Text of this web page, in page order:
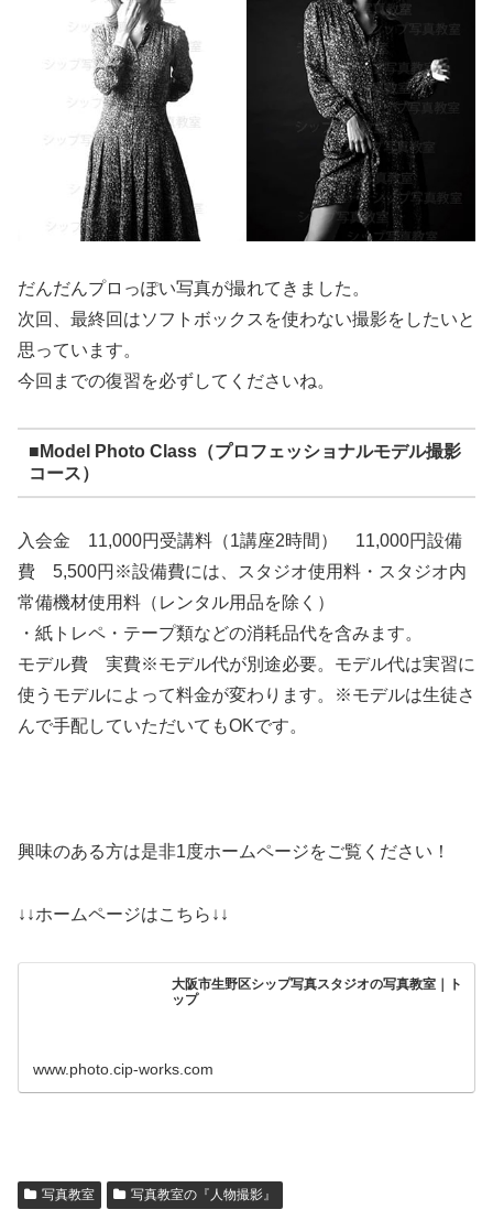
だんだんプロっぽい写真が撮れてきました。
次回、最終回はソフトボックスを使わない撮影をしたいと
思っています。
今回までの復習を必ずしてくださいね。
■ Model Photo Class（プロフェッショナルモデル撮影
コース）
入会金 11,000円受講料（1講座2時間） 11,000円設備
費 5,500円※設備費には、スタジオ使用料・スタジオ内
常備機材使用料（レンタル用品を除く）
・紙トレペ・テープ類などの消耗品代を含みます。
モデル費 実費※モデル代が別途必要。モデル代は実習に
使うモデルによって料金が変わります。※モデルは生徒さ
んで手配していただいてもOKです。
興味のある方は是非1度ホームページをご覧ください！
↓↓ホームページはこちら↓↓
大阪市生野区シップ写真スタジオの写真教室｜ト
ップ
www.photo.cip-works.com
写真教室 写真教室の『人物撮影』